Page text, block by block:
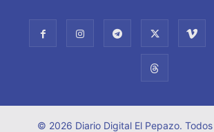
© 2026 Diario Digital El Pepazo.